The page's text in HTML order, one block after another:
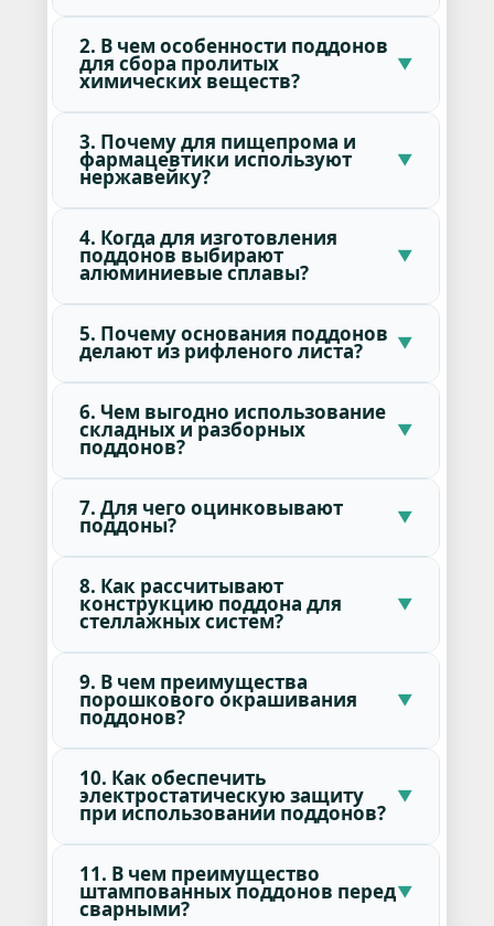
2. В чем особенности поддонов
для сбора пролитых
химических веществ?
3. Почему для пищепрома и
фармацевтики используют
нержавейку?
4. Когда для изготовления
поддонов выбирают
алюминиевые сплавы?
5. Почему основания поддонов
делают из рифленого листа?
6. Чем выгодно использование
складных и разборных
поддонов?
7. Для чего оцинковывают
поддоны?
8. Как рассчитывают
конструкцию поддона для
стеллажных систем?
9. В чем преимущества
порошкового окрашивания
поддонов?
10. Как обеспечить
электростатическую защиту
при использовании поддонов?
11. В чем преимущество
штампованных поддонов перед
сварными?